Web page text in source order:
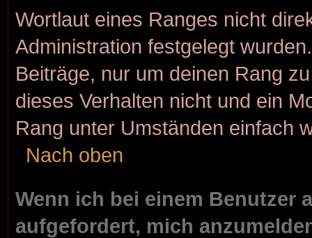
Wortlaut eines Ranges nicht
Administration festgelegt
Beiträge, nur um deinen Rang
dieses Verhalten nicht und ein
Rang unter Umständen einfach
Nach oben
Wenn ich bei einem Benutzer
aufgefordert, mich